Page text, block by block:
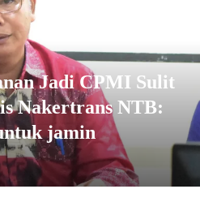
Jadi CPMI Sulit
Nakertrans NTB:
jamin